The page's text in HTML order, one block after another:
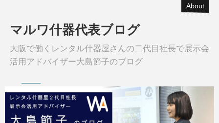
About
マルワ什器代表ブログ
大阪で働くレンタル什器屋さんの二代目社長で展示会
活用アドバイザー大島節子のブログ